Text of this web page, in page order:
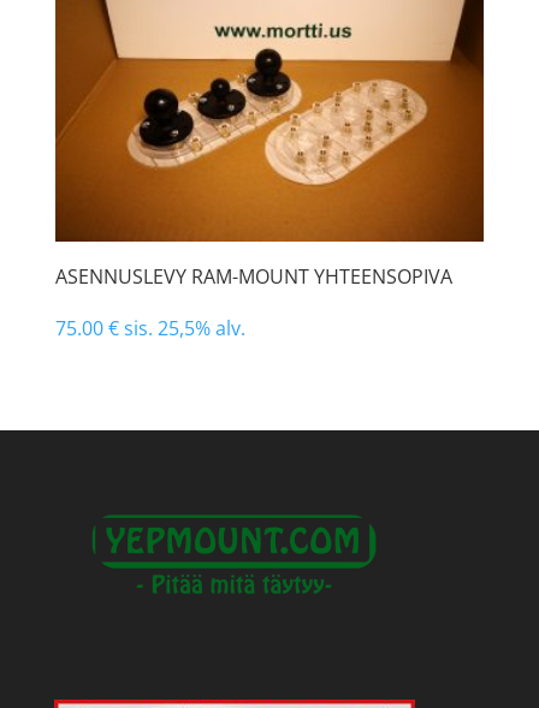
ASENNUSLEVY RAM-MOUNT YHTEENSOPIVA
75.00€sis. 25,5% alv.